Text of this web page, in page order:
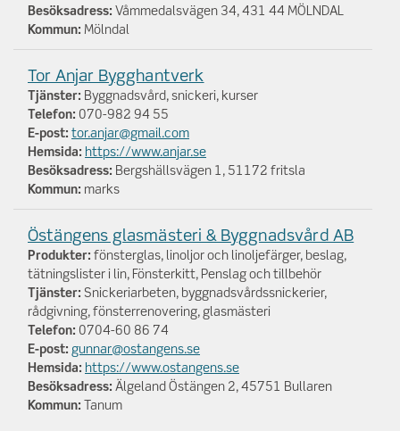
Besöksadress: Våmmedalsvägen 34, 431 44 MÖLNDAL
Kommun: Mölndal
Tor Anjar Bygghantverk
Tjänster: Byggnadsvård, snickeri, kurser
Telefon: 070-982 94 55
E-post: tor.anjar@gmail.com
Hemsida: https://www.anjar.se
Besöksadress: Bergshällsvägen 1, 51172 fritsla
Kommun: marks
Östängens glasmästeri & Byggnadsvård AB
Produkter: fönsterglas, linoljor och linoljefärger, beslag,
tätningslister i lin, Fönsterkitt, Penslag och tillbehör
Tjänster: Snickeriarbeten, byggnadsvårdssnickerier,
rådgivning, fönsterrenovering, glasmästeri
Telefon: 0704-60 86 74
E-post: gunnar@ostangens.se
Hemsida: https://www.ostangens.se
Besöksadress: Älgeland Östängen 2, 45751 Bullaren
Kommun:
Tanum